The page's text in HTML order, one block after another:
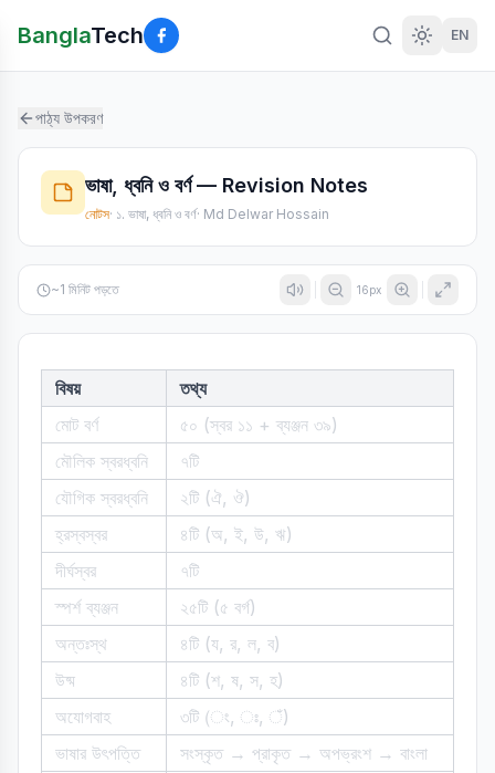
BanglaTech EN
পাঠ্য উপকরণ
ভাষা, ধ্বনি ও বর্ণ — Revision Notes
নোটস· ১. ভাষা, ধ্বনি ও বর্ণ· Md Delwar Hossain
~1 মিনিট পড়তে 16px
বিষয়
তথ্য
মোট বর্ণ
৫০ (স্বর ১১ + ব্যঞ্জন ৩৯)
মৌলিক স্বরধ্বনি
৭টি
যৌগিক স্বরধ্বনি
২টি (ঐ, ঔ)
হ্রস্বস্বর
৪টি (অ, ই, উ, ঋ)
দীর্ঘস্বর
৭টি
স্পর্শ ব্যঞ্জন
২৫টি (৫ বর্গ)
অন্তঃস্থ
৪টি (য, র, ল, ব)
উষ্ম
৪টি (শ, ষ, স, হ)
অযোগবাহ
৩টি (ং, ঃ, ঁ)
ভাষার উৎপত্তি
সংস্কৃত → প্রাকৃত → অপভ্রংশ → বাংলা